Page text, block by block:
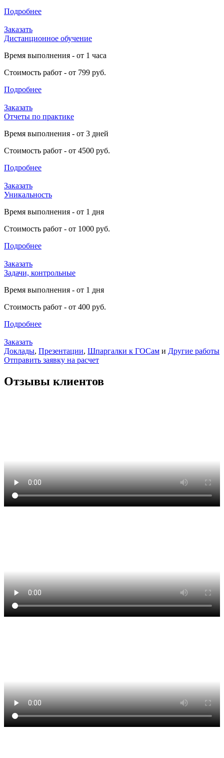
Подробнее
Заказать
Дистанционное обучение
Время выполнения - от 1 часа
Стоимость работ - от 799 руб.
Подробнее
Заказать
Отчеты по практике
Время выполнения - от 3 дней
Стоимость работ - от 4500 руб.
Подробнее
Заказать
Уникальность
Время выполнения - от 1 дня
Стоимость работ - от 1000 руб.
Подробнее
Заказать
Задачи, контрольные
Время выполнения - от 1 дня
Стоимость работ - от 400 руб.
Подробнее
Заказать
Доклады, Презентации, Шпаргалки к ГОСам и Другие работы
Отправить заявку на расчет
Отзывы клиентов